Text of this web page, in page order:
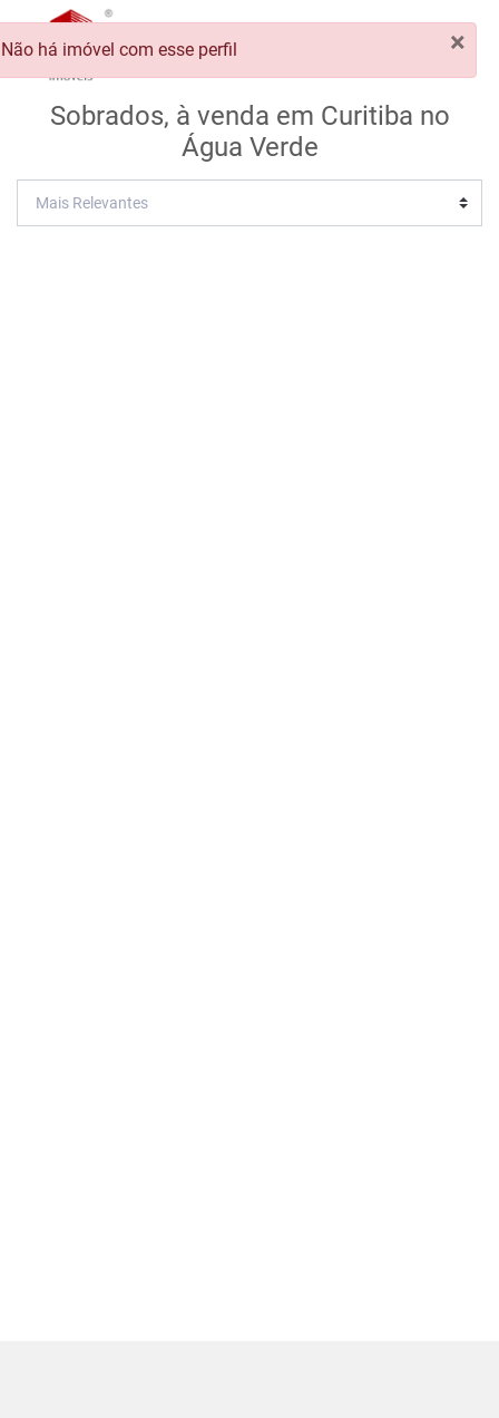
Sobrados, à venda em Curitiba no
Água Verde
×
Não há imóvel com esse perfil